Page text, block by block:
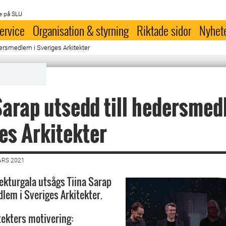
på SLU
Organisation & styrning Riktade sidor
i Sveriges Arkitekter
utsedd till
Arkitekter
2021
utsågs Tiina Sarap
i Sveriges Arkitekter.
motivering: